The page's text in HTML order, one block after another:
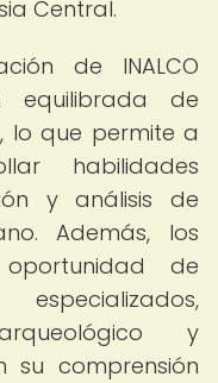
Central.
de INALCO
equilibrada de
lo que permite a
habilidades
y análisis de
Además, los
de
y
su comprensión